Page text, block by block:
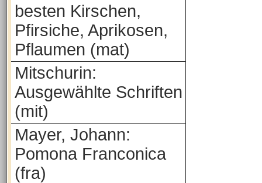
besten Kirschen,
Pfirsiche, Aprikosen,
Pflaumen (mat)
Mitschurin:
Ausgewählte Schriften
(mit)
Mayer, Johann:
Pomona Franconica
(fra)